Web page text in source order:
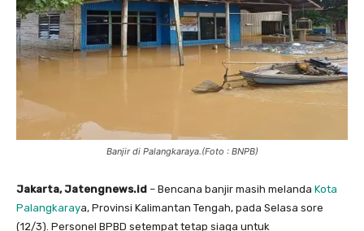
Banjir di Palangkaraya.(Foto : BNPB)
Jakarta, Jatengnews.id – Bencana banjir masih melanda Kota
Palangkaraya, Provinsi Kalimantan Tengah, pada Selasa sore
(12/3). Personel BPBD setempat tetap siaga untuk